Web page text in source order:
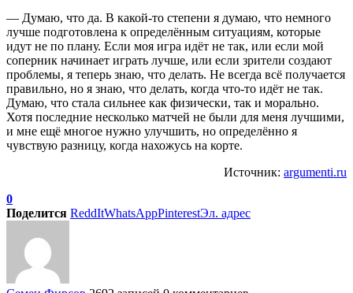
— Думаю, что да. В какой-то степени я думаю, что немного
лучше подготовлена к определённым ситуациям, которые
идут не по плану. Если моя игра идёт не так, или если мой
соперник начинает играть лучше, или если зрители создают
проблемы, я теперь знаю, что делать. Не всегда всё получается
правильно, но я знаю, что делать, когда что-то идёт не так.
Думаю, что стала сильнее как физически, так и морально.
Хотя последние несколько матчей не были для меня лучшими,
и мне ещё многое нужно улучшить, но определённо я
чувствую разницу, когда нахожусь на корте.
Источник: argumenti.ru
0
Поделится ReddItWhatsAppPinterestЭл. адрес